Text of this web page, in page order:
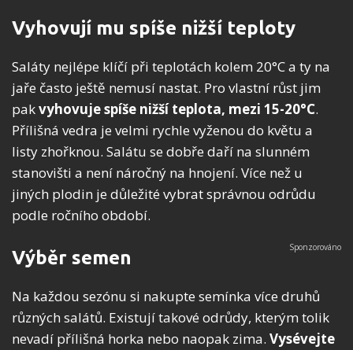
Vyhovují mu spíše nižší teploty
Saláty nejlépe klíčí při teplotách kolem 20°C a ty na
jaře často ještě nemusí nastat. Pro vlastní růst jim
pakvyhovuje spíše nižší teplota, mezi 15-20°C.
Přílišná vedra je velmi rychle vyženou do květu a
listy zhořknou. Salátu se dobře daří na slunném
stanovišti a není náročný na hnojení. Více než u
jiných plodin je důležité vybrat správnou odrůdu
podle ročního období.
Výběr semen
Na každou sezónu si nakupte semínka více druhů
různých salátů. Existují takové odrůdy, kterým tolik
nevadí přílišná horka nebo naopak zima. Vysévejte